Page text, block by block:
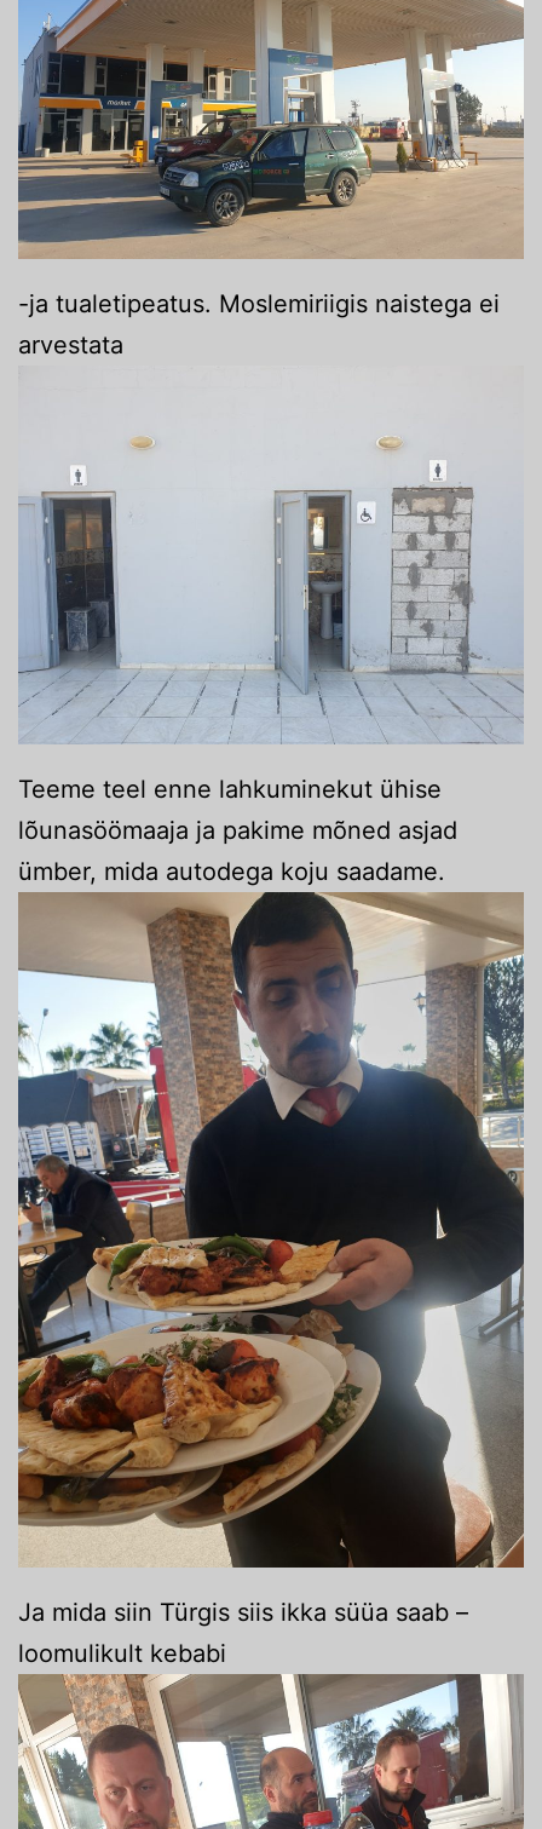
-ja tualetipeatus. Moslemiriigis naistega ei
arvestata
Teeme teel enne lahkuminekut ühise
lõunasöömaaja ja pakime mõned asjad
ümber, mida autodega koju saadame.
Ja mida siin Türgis siis ikka süüa saab –
loomulikult kebabi